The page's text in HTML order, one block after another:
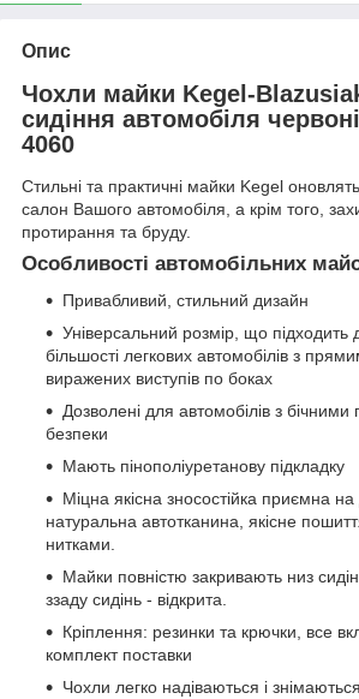
Опис
Чохли майки Kegel-
сидіння автомобіля
4060
Стильні та практичні майки Kegel
салон Вашого автомобіля, а крім того,
протирання та бруду.
Особливості автомобільних
Привабливий, стильний дизайн
Універсальний розмір, що підходить
більшості легкових автомобілів з
виражених виступів по боках
Дозволені для автомобілів з
безпеки
Мають пінополіуретанову підкладку
Міцна якісна зносостійка приємна на
натуральна автотканина, якісне
нитками.
Майки повністю закривають низ
ззаду сидінь - відкрита.
Кріплення: резинки та крючки, все
комплект поставки
Чохли легко надіваються і